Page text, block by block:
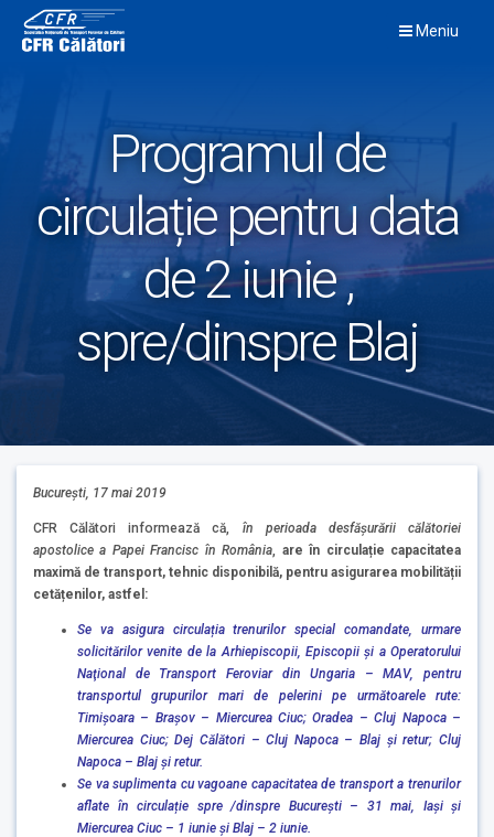
content
Meniu
Programul de
circulație pentru data
de 2 iunie ,
spre/dinspre Blaj
Bucureşti, 17 mai 2019
CFR Călători informează că, în perioada desfășurării călătoriei
apostolice a Papei Francisc în România, are în circulație capacitatea
maximă de transport, tehnic disponibilă, pentru asigurarea mobilității
cetățenilor, astfel:
Se va asigura circulația trenurilor special comandate, urmare
solicitărilor venite de la Arhiepiscopii, Episcopii şi a Operatorului
Naţional de Transport Feroviar din Ungaria – MAV, pentru
transportul grupurilor mari de pelerini pe următoarele rute:
Timișoara – Brașov – Miercurea Ciuc; Oradea – Cluj Napoca –
Miercurea Ciuc; Dej Călători – Cluj Napoca – Blaj și retur; Cluj
Napoca – Blaj și retur.
Se va suplimenta cu vagoane capacitatea de transport a trenurilor
aflate în circulație spre /dinspre București – 31 mai, Iași și
Miercurea Ciuc – 1 iunie și Blaj – 2 iunie.